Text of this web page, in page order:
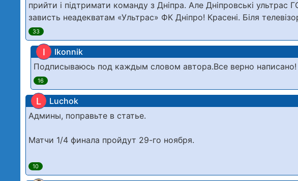
прийти і підтримати команду з Дніпра. Але Дніпровські
зависть неадекватам «Ультрас» ФК Дніпро! Красені. Біля
33
I Ikonnik
Подписываюсь под каждым словом автора.Все верно написано!
16
L Luchok
Админы, поправьте в статье.
Матчи 1/4 финала пройдут 29-го ноября.
10